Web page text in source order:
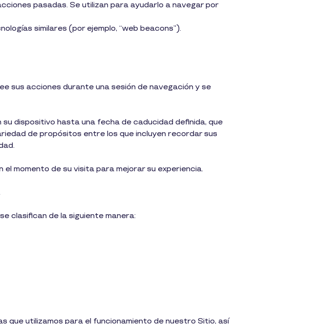
pasadas. Se utilizan para ayudarlo a navegar por
similares (por ejemplo, “web beacons”).
sus acciones durante una sesión de navegación y se
dispositivo hasta una fecha de caducidad definida, que
de propósitos entre los que incluyen recordar sus
momento de su visita para mejorar su experiencia.
clasifican de la siguiente manera:
que utilizamos para el funcionamiento de nuestro Sitio, así